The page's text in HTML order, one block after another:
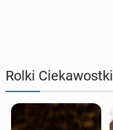
Rolki Ciekawostki